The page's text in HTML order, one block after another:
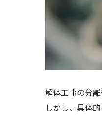
解体工事の分
しかし、具体